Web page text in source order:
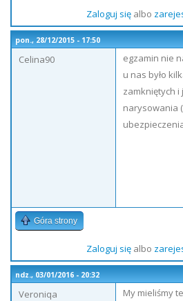
Zaloguj sięalbo
pon., 28/12/2015 - 17:50
Celina90
egzamin nie
u nas było
zamkniętych
narysowania
Góra strony
Zaloguj sięalbo
ndz., 03/01/2016 - 20:32
Veroniqa
My mieliśmy